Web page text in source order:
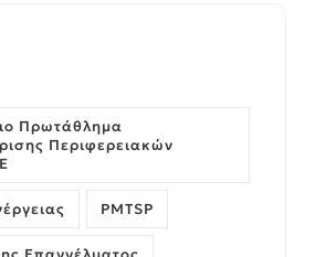
Πρωτάθλημα
Περιφερειακών
PMTSP